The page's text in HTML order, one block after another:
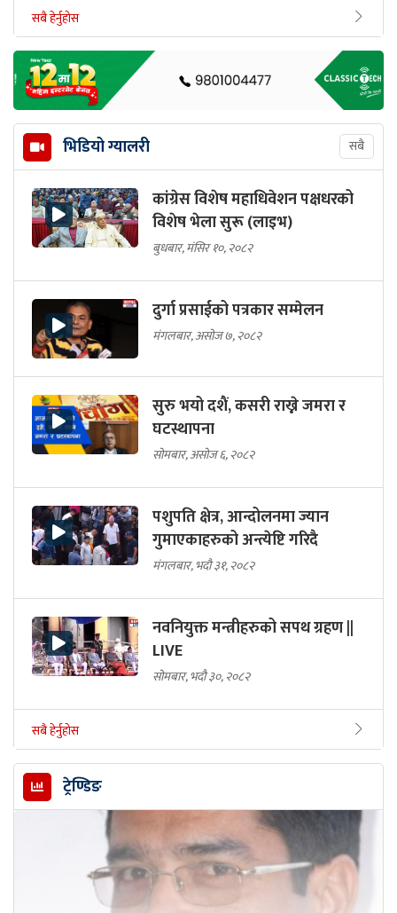
सबै हेर्नुहोस
भिडियो ग्यालरी सबै
कांग्रेस विशेष महाधिवेशन पक्षधरको
विशेष भेला सुरू (लाइभ)
बुधबार, मंसिर १०, २०८२
दुर्गा प्रसाईको पत्रकार सम्मेलन
मंगलबार, असोज ७, २०८२
सुरु भयो दशैं, कसरी राख्ने जमरा र
घटस्थापना
सोमबार, असोज ६, २०८२
पशुपति क्षेत्र, आन्दोलनमा ज्यान
गुमाएकाहरुको अन्त्येष्टि गरिदै
मंगलबार, भदौ ३१, २०८२
नवनियुक्त मन्त्रीहरुको सपथ ग्रहण ||
LIVE
सोमबार, भदौ ३०, २०८२
सबै हेर्नुहोस
ट्रेण्डिङ